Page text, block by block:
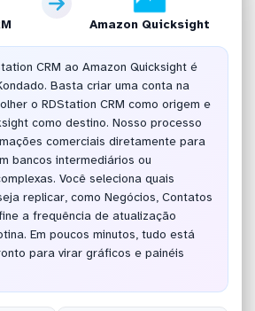
Amazon Quicksight
CRM ao Amazon Quicksight é
Basta criar uma conta na
o RDStation CRM como origem e
como destino. Nosso processo
comerciais diretamente para
bancos intermediários ou
Você seleciona quais
replicar, como Negócios, Contatos
a frequência de atualização
Em poucos minutos, tudo está
para virar gráficos e painéis